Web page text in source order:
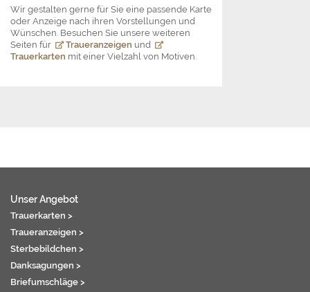
Wir gestalten gerne für Sie eine passende Karte
oder Anzeige nach ihren Vorstellungen und
Wünschen. Besuchen Sie unsere weiteren
Seiten für
Traueranzeigen und
Trauerkarten mit einer Vielzahl von Motiven.
Unser Angebot
Trauerkarten >
Traueranzeigen >
Sterbebildchen >
Danksagungen >
Briefumschläge >